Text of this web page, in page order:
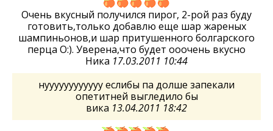
Очень вкусный получился пирог, 2-рой раз буду
готовить,только добавлю еще шар жареных
шампиньонов,и шар притушенного болгарского
перца О:). Уверена,что будет ооочень вкусно
Ника 17.03.2011 10:44
нуууууууууууу еслибы па долше запекали
опетитней выгледило бы
вика 13.04.2011 18:42